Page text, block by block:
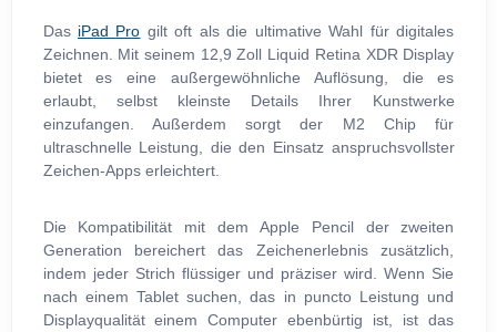
Das iPad Pro gilt oft als die ultimative Wahl für digitales
Zeichnen. Mit seinem 12,9 Zoll Liquid Retina XDR Display
bietet es eine außergewöhnliche Auflösung, die es
erlaubt, selbst kleinste Details Ihrer Kunstwerke
einzufangen. Außerdem sorgt der M2 Chip für
ultraschnelle Leistung, die den Einsatz anspruchsvollster
Zeichen-Apps erleichtert.
Die Kompatibilität mit dem Apple Pencil der zweiten
Generation bereichert das Zeichenerlebnis zusätzlich,
indem jeder Strich flüssiger und präziser wird. Wenn Sie
nach einem Tablet suchen, das in puncto Leistung und
Displayqualität einem Computer ebenbürtig ist, ist das